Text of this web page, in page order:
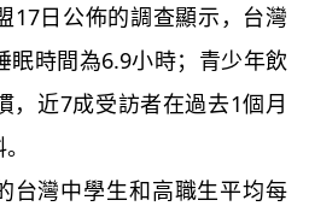
日公佈的調查顯示，台灣
眠時間為6.9小時；青少年飲
，近7成受訪者在過去1個月
灣中學生和高職生平均每